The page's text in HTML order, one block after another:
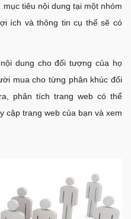
tiêu nội dung tại một nhóm
ích và thông tin cụ thể sẽ có
dung cho đối tượng của họ
mua cho từng phân khúc đối
phân tích trang web có thể
cập trang web của bạn và xem